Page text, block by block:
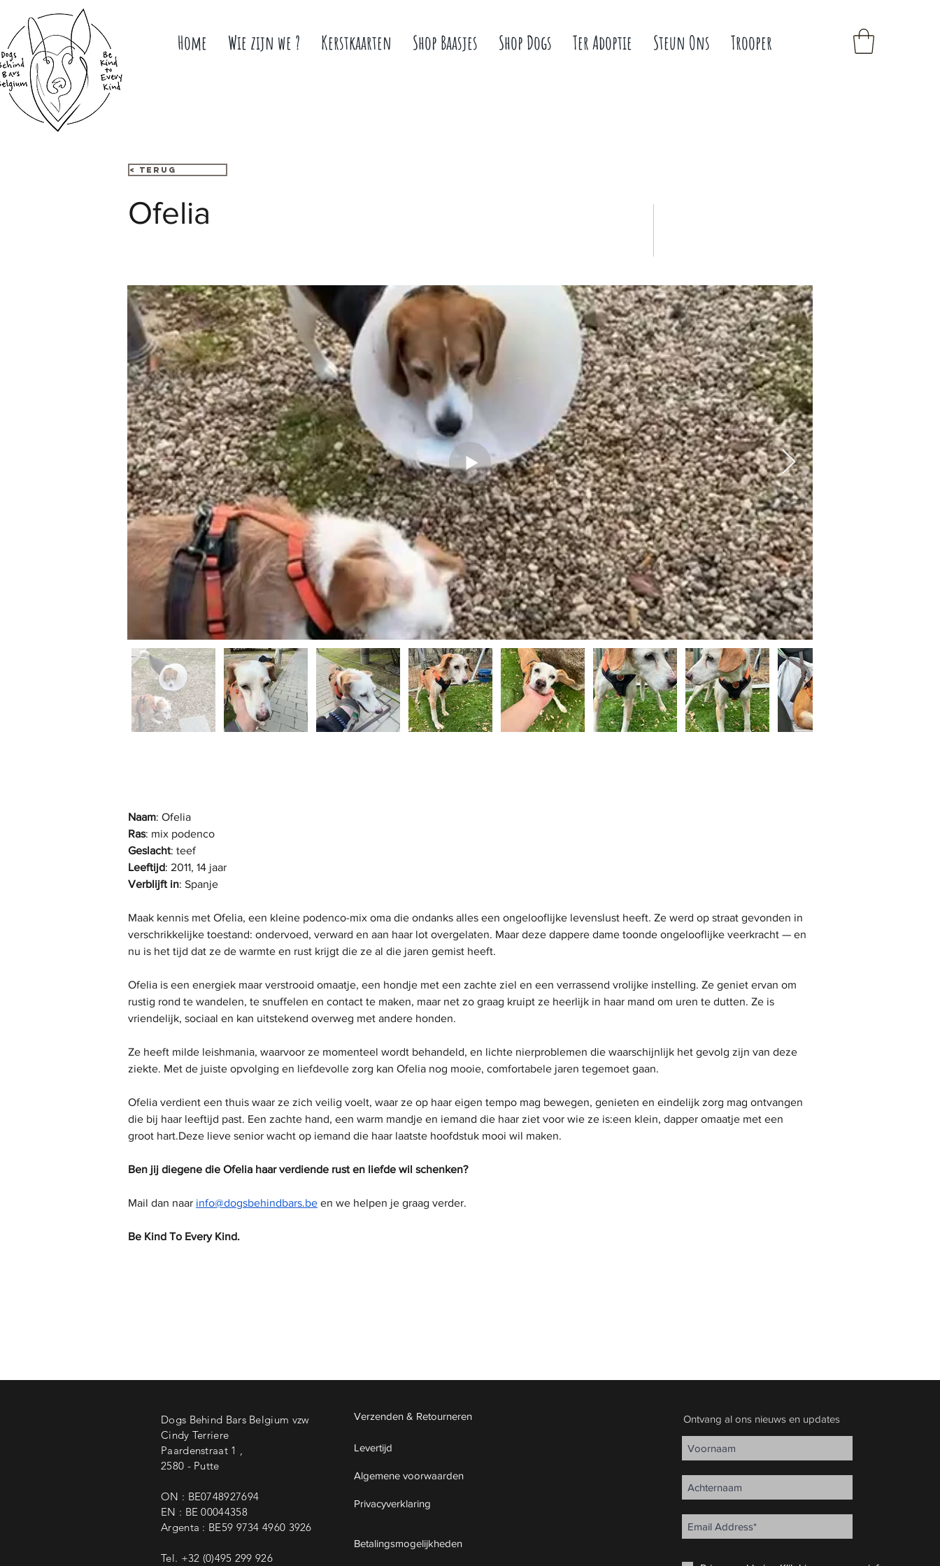
Home Wie zijn we ? Kerstkaarten Shop Baasjes Shop Dogs Ter Adoptie Steun Ons Trooper
< Terug
Ofelia
Naam: Ofelia
Ras: mix podenco
Geslacht: teef
Leeftijd: 2011, 14 jaar
Verblijft in: Spanje
Maak kennis met Ofelia, een kleine podenco-mix oma die ondanks alles een ongelooflijke levenslust heeft. Ze werd op straat gevonden in
verschrikkelijke toestand: ondervoed, verward en aan haar lot overgelaten. Maar deze dappere dame toonde ongelooflijke veerkracht — en
nu is het tijd dat ze de warmte en rust krijgt die ze al die jaren gemist heeft.
Ofelia is een energiek maar verstrooid omaatje, een hondje met een zachte ziel en een verrassend vrolijke instelling. Ze geniet ervan om
rustig rond te wandelen, te snuffelen en contact te maken, maar net zo graag kruipt ze heerlijk in haar mand om uren te dutten. Ze is
vriendelijk, sociaal en kan uitstekend overweg met andere honden.
Ze heeft milde leishmania, waarvoor ze momenteel wordt behandeld, en lichte nierproblemen die waarschijnlijk het gevolg zijn van deze
ziekte. Met de juiste opvolging en liefdevolle zorg kan Ofelia nog mooie, comfortabele jaren tegemoet gaan.
Ofelia verdient een thuis waar ze zich veilig voelt, waar ze op haar eigen tempo mag bewegen, genieten en eindelijk zorg mag ontvangen
die bij haar leeftijd past. Een zachte hand, een warm mandje en iemand die haar ziet voor wie ze is:een klein, dapper omaatje met een
groot hart.Deze lieve senior wacht op iemand die haar laatste hoofdstuk mooi wil maken.
Ben jij diegene die Ofelia haar verdiende rust en liefde wil schenken?
Mail dan naar info@dogsbehindbars.be en we helpen je graag verder.
Be Kind To Every Kind.
Dogs Behind Bars Belgium vzw
Cindy Terriere
Paardenstraat 1 ,
2580 - Putte
ON : BE0748927694
EN : BE 00044358
Argenta : BE59 9734 4960 3926
Tel. +32 (0)495 299 926
Privacyverklaring
Betalingsmogelijkheden
Verzenden & Retourneren
Levertijd
Algemene voorwaarden
Ontvang al ons nieuws en updates